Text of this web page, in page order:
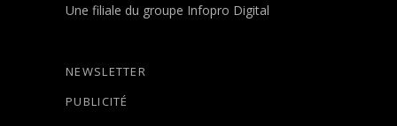
Une filiale du groupe Infopro Digital
NEWSLETTER
PUBLICITÉ